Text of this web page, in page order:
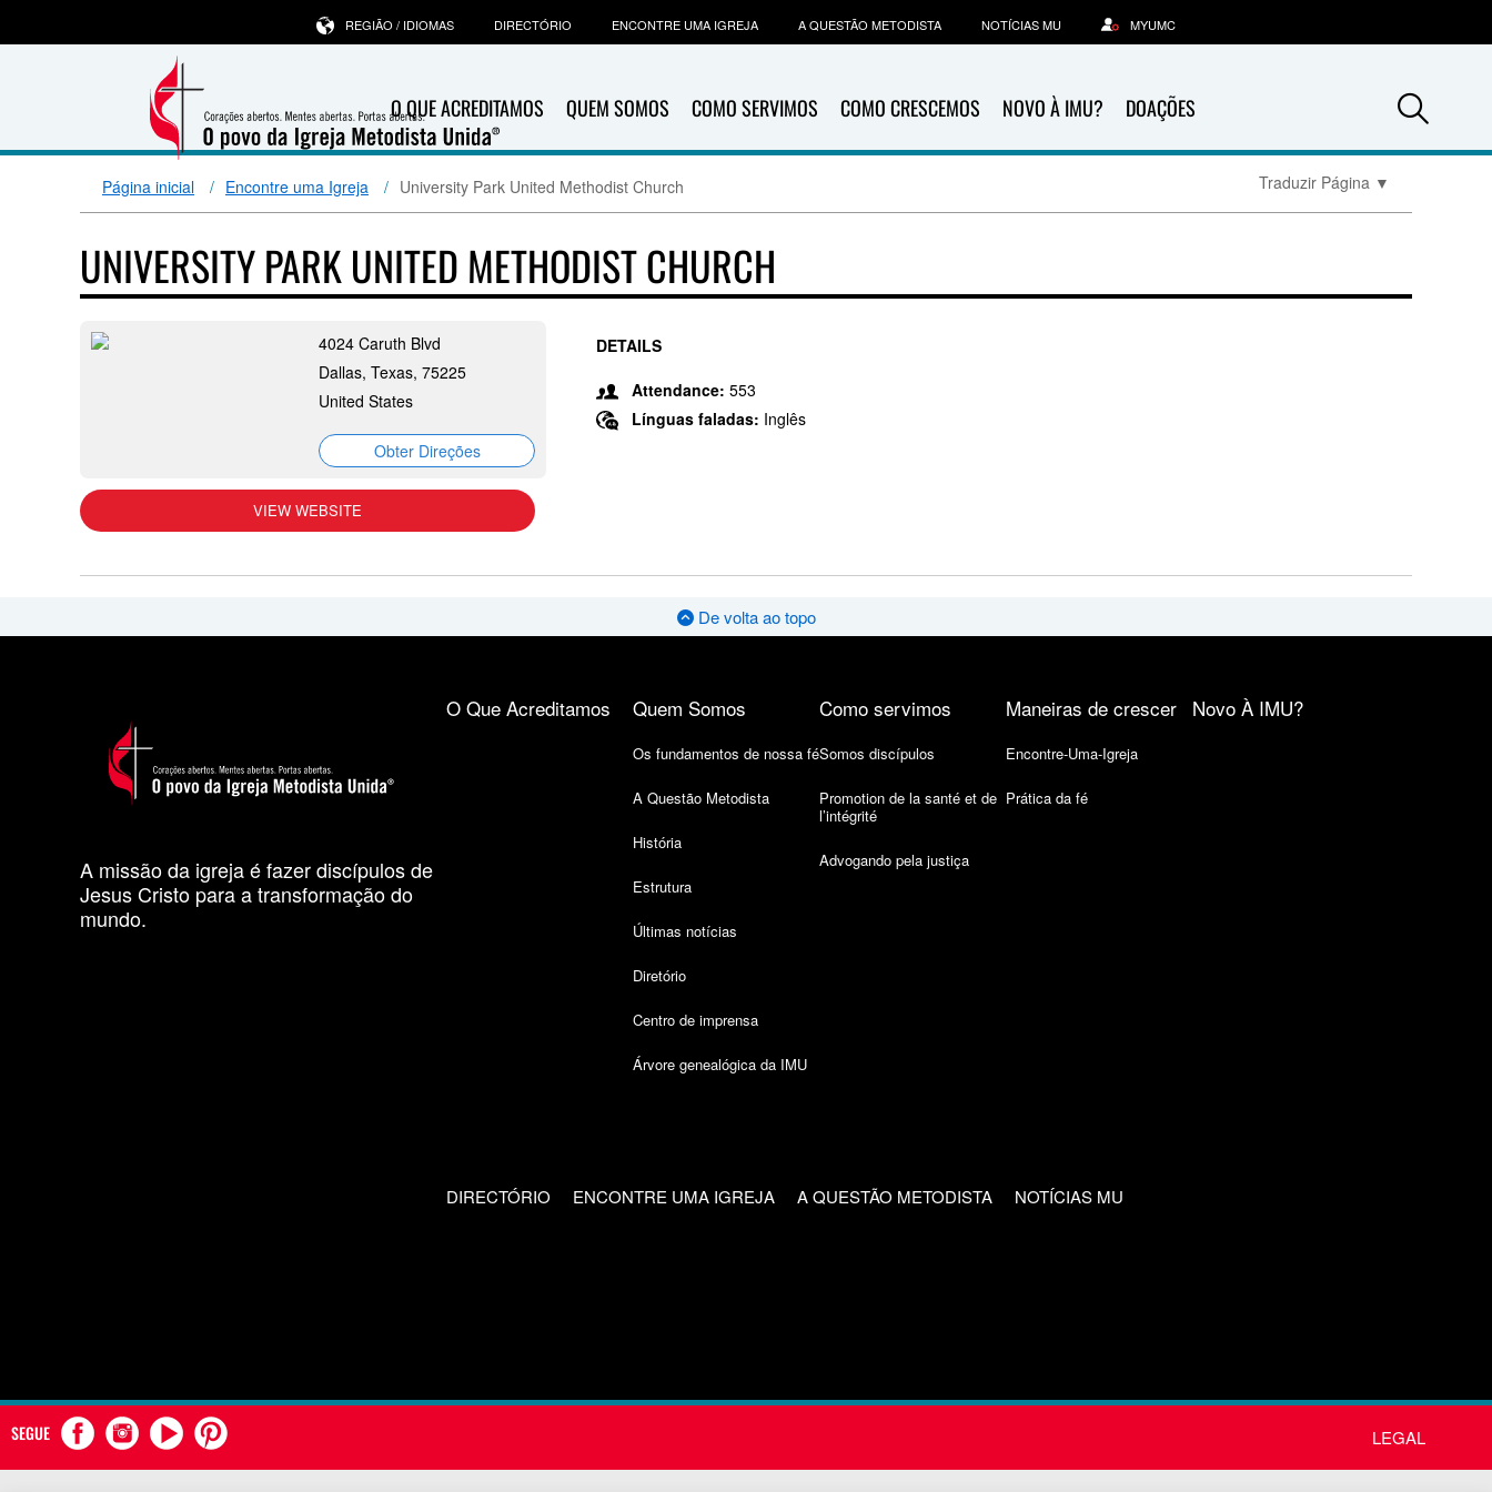
O QUE ACREDITAMOS QUEM SOMOS COMO SERVIMOS COMO CRESCEMOS NOVO À IMU? DOAÇÕES
REGIÃO / IDIOMAS DIRECTÓRIO ENCONTRE UMA IGREJA A QUESTÃO METODISTA NOTÍCIAS MU MYUMC
Página inicial Encontre uma Igreja University Park United Methodist Church Traduzir Página ▼
UNIVERSITY PARK UNITED METHODIST CHURCH
4024 Caruth Blvd
Dallas, Texas, 75225
United States
Obter Direções
VIEW WEBSITE
DETAILS
Attendance: 553
Línguas faladas: Inglês
De volta ao topo
A missão da igreja é fazer discípulos de
Jesus Cristo para a transformação do
mundo.
O Que Acreditamos Quem Somos
Os fundamentos de nossa fé
A Questão Metodista
História
Estrutura
Últimas notícias
Diretório
Centro de imprensa
Árvore genealógica da IMU
Como servimos
Somos discípulos
Promotion de la santé et de
l’intégrité
Advogando pela justiça
Maneiras de crescer
Encontre-Uma-Igreja
Prática da fé
Novo À IMU?
DIRECTÓRIO ENCONTRE UMA IGREJA A QUESTÃO METODISTA NOTÍCIAS MU
SEGUE LEGAL